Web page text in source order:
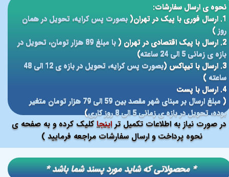
صورت نیاز به اطلاعات تکمیل تراینجا کلیک کرده و به صفحه ی
نحوه پرداخت و ارسال سفارشات مراجعه فرمایید )
نحوه ی ارسال سفارشات:
1. ارسال فوری با پیک در تهران(
بصورت پس کرایه، تحویل در همان
روز)
2. ارسال با پیک اقتصادی در تهران (
با مبلغ 89 هزار تومان، تحویل در
بازه ی زمانی 5 الی 24 ساعته
)
3. ارسال با تیپاکس (
بصورت پس کرایه، تحویل در بازه ی 12 الی 48
ساعته )
4. ارسال با پست
(
مبلغ ارسال بر مبنای شهر مقصد بین 59 الی 79 هزار تومان متغیر
بوده، تحویل در بازه ی زمانی 5 الی 8 روز کاری
)
​​* محصولاتی که شاید مورد پسند شما باشد *